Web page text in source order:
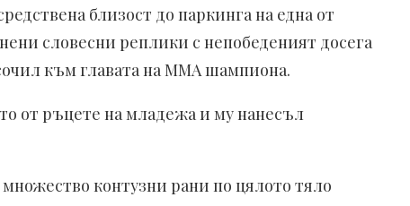
близост до паркинга на една от
словесни реплики с непобеденият досега
към главата на ММА шампиона.
от ръцете на младежа и му нанесъл
контузни рани по цялото тяло